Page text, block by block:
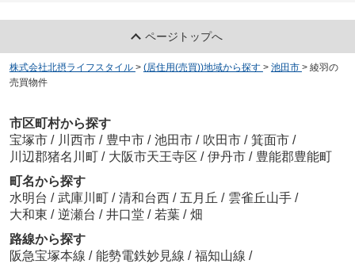
ページトップへ
株式会社北摂ライフスタイル > (居住用(売買))地域から探す > 池田市 > 綾羽の
売買物件
市区町村から探す
宝塚市 / 川西市 / 豊中市 / 池田市 / 吹田市 / 箕面市 /
川辺郡猪名川町 / 大阪市天王寺区 / 伊丹市 / 豊能郡豊能町
町名から探す
水明台 / 武庫川町 / 清和台西 / 五月丘 / 雲雀丘山手 /
大和東 / 逆瀬台 / 井口堂 / 若葉 / 畑
路線から探す
阪急宝塚本線 / 能勢電鉄妙見線 / 福知山線 /